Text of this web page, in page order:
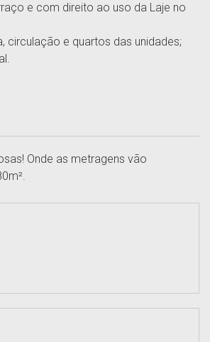
e com direito ao uso da Laje no
circulação e quartos das unidades;
Onde as metragens vão